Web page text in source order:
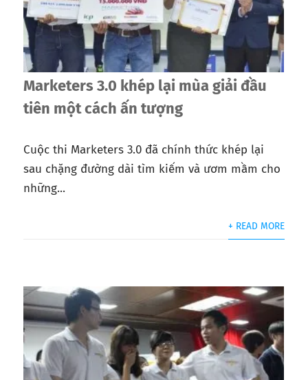
Marketers 3.0 khép lại mùa giải đầu
tiên một cách ấn tượng
Cuộc thi Marketers 3.0 đã chính thức khép lại
sau chặng đường dài tìm kiếm và ươm mầm cho
những...
+ READ MORE